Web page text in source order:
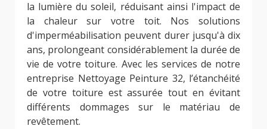
la lumière du soleil, réduisant ainsi l'impact de
la chaleur sur votre toit. Nos solutions
d'imperméabilisation peuvent durer jusqu'à dix
ans, prolongeant considérablement la durée de
vie de votre toiture. Avec les services de notre
entreprise Nettoyage Peinture 32, l’étanchéité
de votre toiture est assurée tout en évitant
différents dommages sur le matériau de
revêtement.